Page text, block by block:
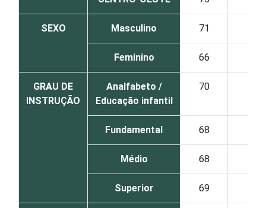
SEXO Masculino 71
Feminino 66
GRAU DE
INSTRUÇÃO
Analfabeto /
Educação infantil
70
Fundamental 68
Médio 68
Superior 69